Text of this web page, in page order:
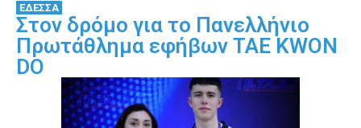
ΕΔΕΣΣΑ
Στον δρόμο για το Πανελλήνιο
Πρωτάθλημα εφήβων TAE KWON
DO